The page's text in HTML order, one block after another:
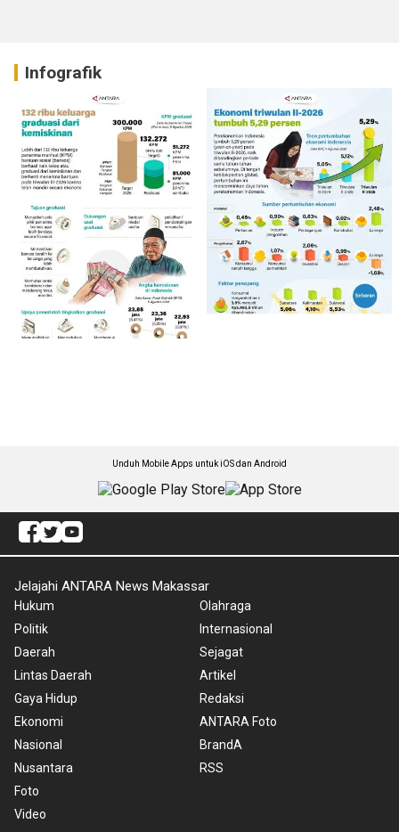
Infografik
Unduh Mobile Apps untuk iOS dan Android
Jelajahi ANTARA News Makassar
Hukum
Politik
Daerah
Lintas Daerah
Gaya Hidup
Ekonomi
Nasional
Nusantara
Foto
Video
Olahraga
Internasional
Sejagat
Artikel
Redaksi
ANTARA Foto
BrandA
RSS